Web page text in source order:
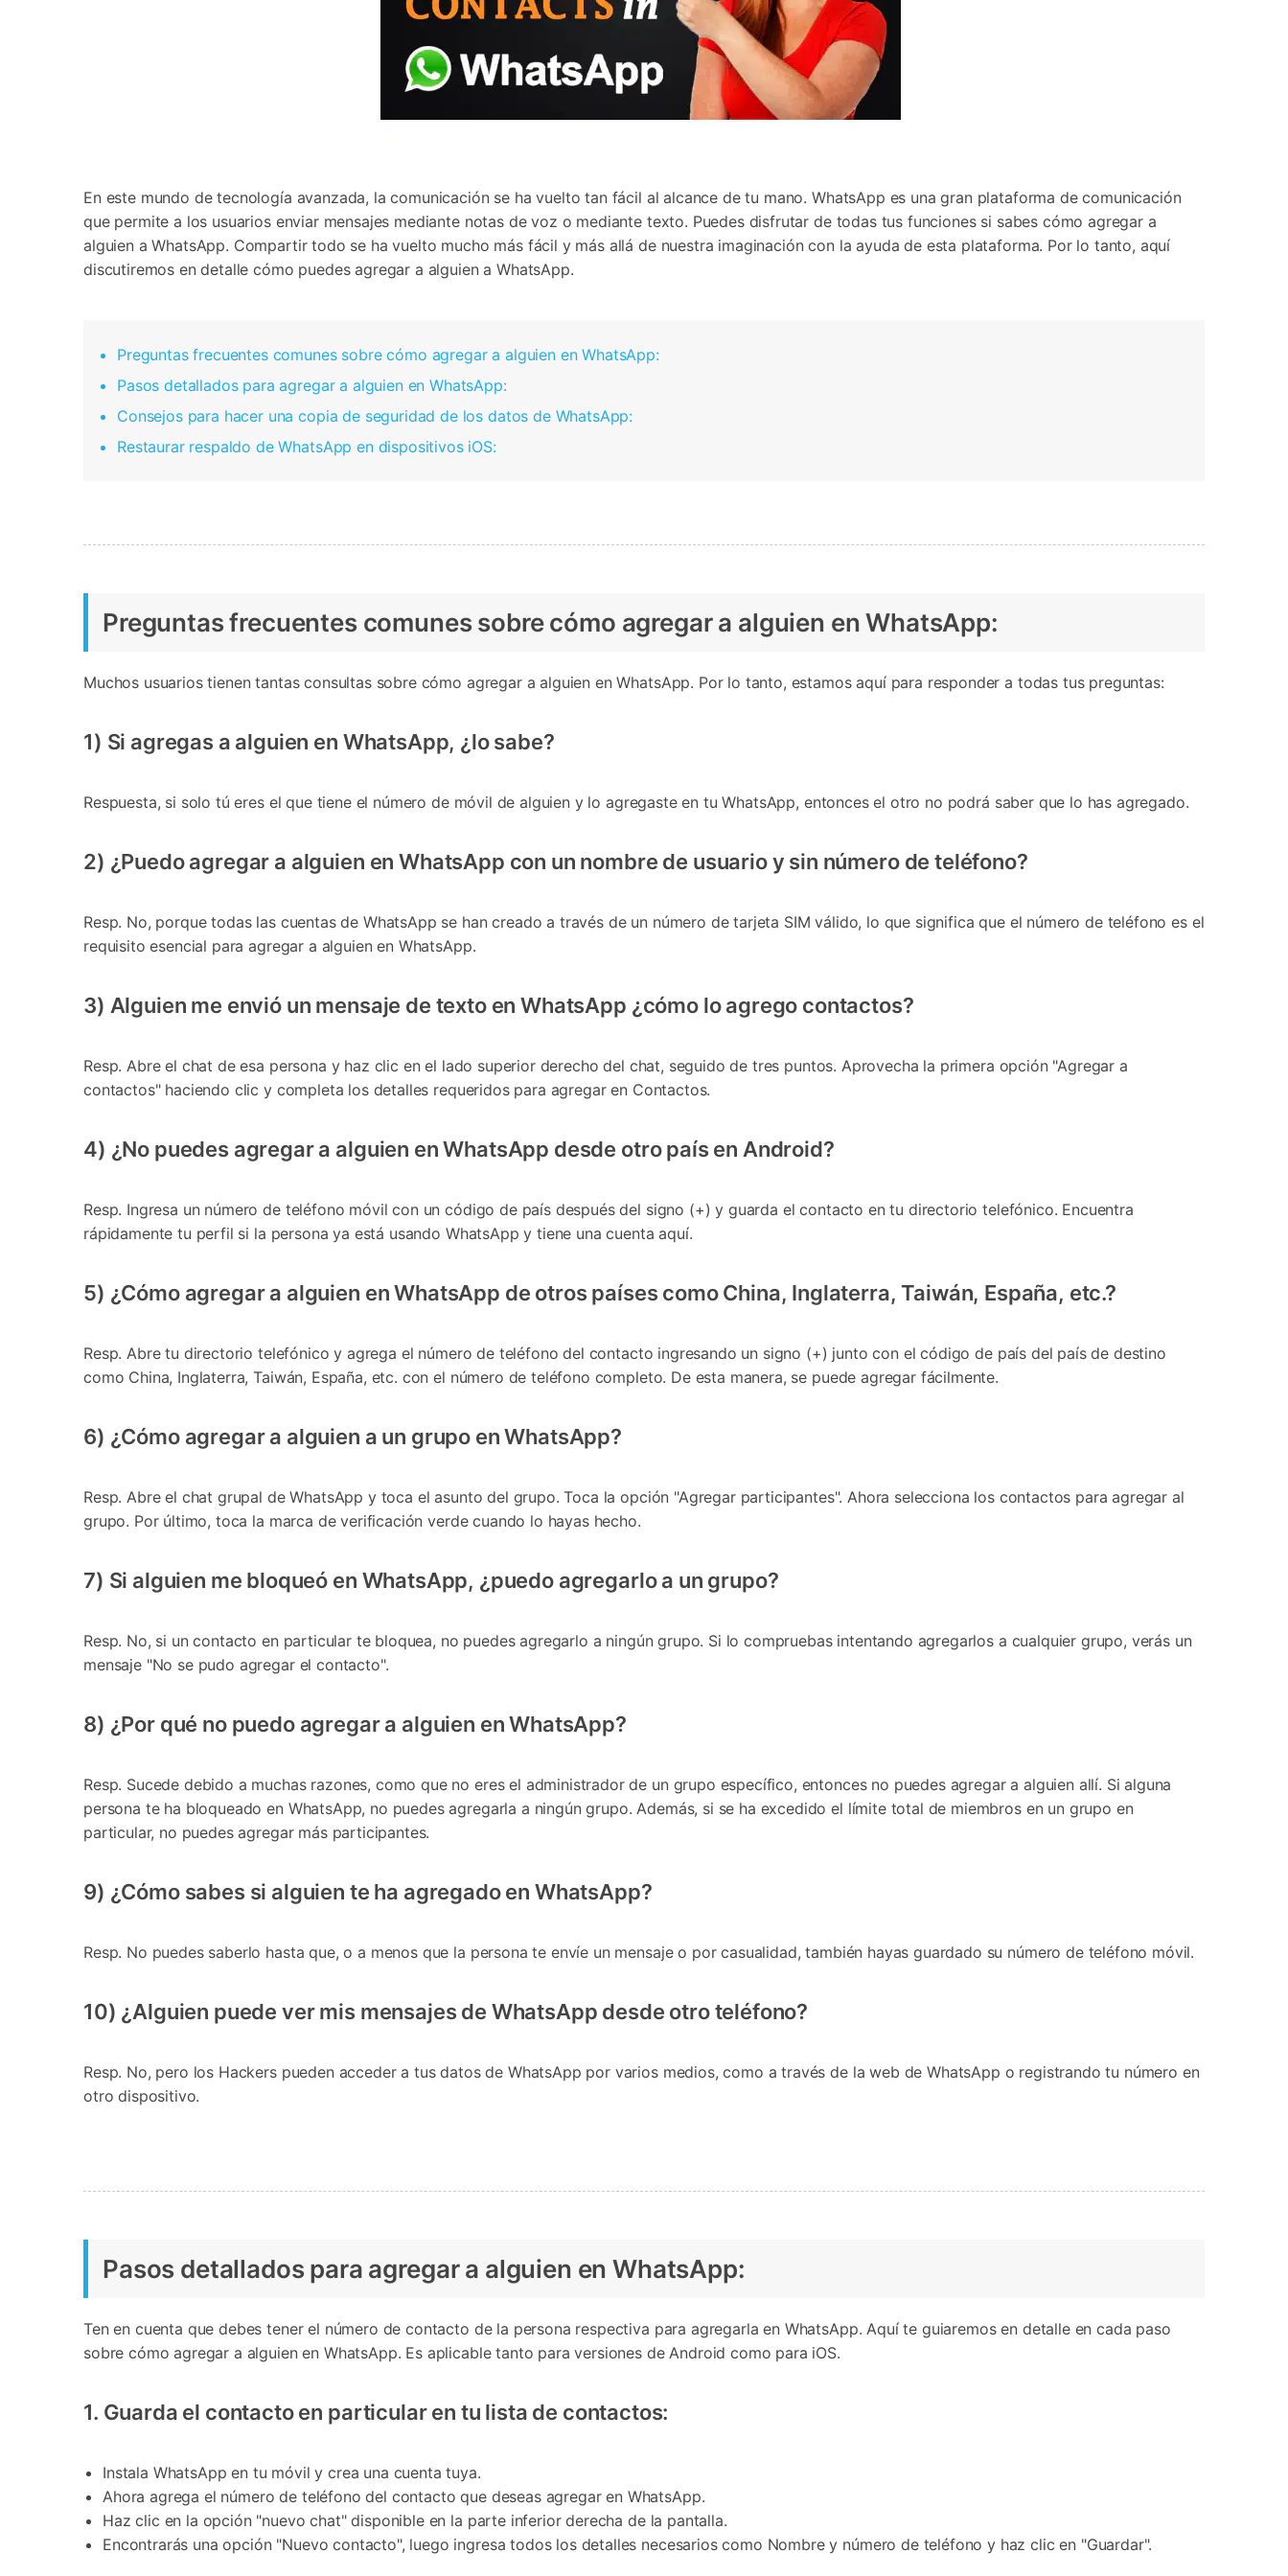
En este mundo de tecnología avanzada, la comunicación se ha vuelto tan fácil al alcance de tu mano. WhatsApp es una gran plataforma de comunicación
que permite a los usuarios enviar mensajes mediante notas de voz o mediante texto. Puedes disfrutar de todas tus funciones si sabes cómo agregar a
alguien a WhatsApp. Compartir todo se ha vuelto mucho más fácil y más allá de nuestra imaginación con la ayuda de esta plataforma. Por lo tanto, aquí
discutiremos en detalle cómo puedes agregar a alguien a WhatsApp.
Preguntas frecuentes comunes sobre cómo agregar a alguien en WhatsApp:
Pasos detallados para agregar a alguien en WhatsApp:
Consejos para hacer una copia de seguridad de los datos de WhatsApp:
Restaurar respaldo de WhatsApp en dispositivos iOS:
Preguntas frecuentes comunes sobre cómo agregar a alguien en WhatsApp:
Muchos usuarios tienen tantas consultas sobre cómo agregar a alguien en WhatsApp. Por lo tanto, estamos aquí para responder a todas tus preguntas:
1) Si agregas a alguien en WhatsApp, ¿lo sabe?
Respuesta, si solo tú eres el que tiene el número de móvil de alguien y lo agregaste en tu WhatsApp, entonces el otro no podrá saber que lo has agregado.
2) ¿Puedo agregar a alguien en WhatsApp con un nombre de usuario y sin número de teléfono?
Resp. No, porque todas las cuentas de WhatsApp se han creado a través de un número de tarjeta SIM válido, lo que significa que el número de teléfono es el
requisito esencial para agregar a alguien en WhatsApp.
3) Alguien me envió un mensaje de texto en WhatsApp ¿cómo lo agrego contactos?
Resp. Abre el chat de esa persona y haz clic en el lado superior derecho del chat, seguido de tres puntos. Aprovecha la primera opción "Agregar a
contactos" haciendo clic y completa los detalles requeridos para agregar en Contactos.
4) ¿No puedes agregar a alguien en WhatsApp desde otro país en Android?
Resp. Ingresa un número de teléfono móvil con un código de país después del signo (+) y guarda el contacto en tu directorio telefónico. Encuentra
rápidamente tu perfil si la persona ya está usando WhatsApp y tiene una cuenta aquí.
5) ¿Cómo agregar a alguien en WhatsApp de otros países como China, Inglaterra, Taiwán, España, etc.?
Resp. Abre tu directorio telefónico y agrega el número de teléfono del contacto ingresando un signo (+) junto con el código de país del país de destino
como China, Inglaterra, Taiwán, España, etc. con el número de teléfono completo. De esta manera, se puede agregar fácilmente.
6) ¿Cómo agregar a alguien a un grupo en WhatsApp?
Resp. Abre el chat grupal de WhatsApp y toca el asunto del grupo. Toca la opción "Agregar participantes". Ahora selecciona los contactos para agregar al
grupo. Por último, toca la marca de verificación verde cuando lo hayas hecho.
7) Si alguien me bloqueó en WhatsApp, ¿puedo agregarlo a un grupo?
Resp. No, si un contacto en particular te bloquea, no puedes agregarlo a ningún grupo. Si lo compruebas intentando agregarlos a cualquier grupo, verás un
mensaje "No se pudo agregar el contacto".
8) ¿Por qué no puedo agregar a alguien en WhatsApp?
Resp. Sucede debido a muchas razones, como que no eres el administrador de un grupo específico, entonces no puedes agregar a alguien allí. Si alguna
persona te ha bloqueado en WhatsApp, no puedes agregarla a ningún grupo. Además, si se ha excedido el límite total de miembros en un grupo en
particular, no puedes agregar más participantes.
9) ¿Cómo sabes si alguien te ha agregado en WhatsApp?
Resp. No puedes saberlo hasta que, o a menos que la persona te envíe un mensaje o por casualidad, también hayas guardado su número de teléfono móvil.
10) ¿Alguien puede ver mis mensajes de WhatsApp desde otro teléfono?
Resp. No, pero los Hackers pueden acceder a tus datos de WhatsApp por varios medios, como a través de la web de WhatsApp o registrando tu número en
otro dispositivo.
Pasos detallados para agregar a alguien en WhatsApp:
Ten en cuenta que debes tener el número de contacto de la persona respectiva para agregarla en WhatsApp. Aquí te guiaremos en detalle en cada paso
sobre cómo agregar a alguien en WhatsApp. Es aplicable tanto para versiones de Android como para iOS.
1. Guarda el contacto en particular en tu lista de contactos:
Instala WhatsApp en tu móvil y crea una cuenta tuya.
Ahora agrega el número de teléfono del contacto que deseas agregar en WhatsApp.
Haz clic en la opción "nuevo chat" disponible en la parte inferior derecha de la pantalla.
Encontrarás una opción "Nuevo contacto", luego ingresa todos los detalles necesarios como Nombre y número de teléfono y haz clic en "Guardar".